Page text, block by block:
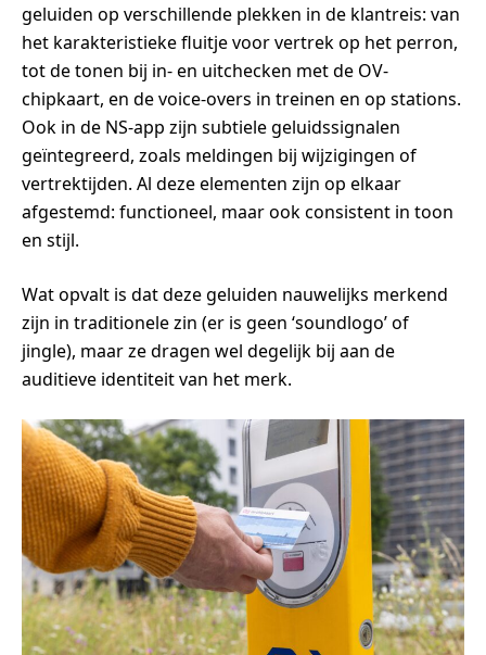
geluiden op verschillende plekken in de klantreis: van
het karakteristieke fluitje voor vertrek op het perron,
tot de tonen bij in- en uitchecken met de OV-
chipkaart, en de voice-overs in treinen en op stations.
Ook in de NS-app zijn subtiele geluidssignalen
geïntegreerd, zoals meldingen bij wijzigingen of
vertrektijden. Al deze elementen zijn op elkaar
afgestemd: functioneel, maar ook consistent in toon
en stijl.
Wat opvalt is dat deze geluiden nauwelijks merkend
zijn in traditionele zin (er is geen ‘soundlogo’ of
jingle), maar ze dragen wel degelijk bij aan de
auditieve identiteit van het merk.